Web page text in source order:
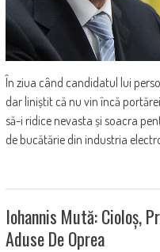
În ziua când candidatul lui
dar liniștit că nu vin încă
să-i ridice nevasta și soacra
de bucătărie din industria
Iohannis Mută: Cioloș,
Aduse De Oprea